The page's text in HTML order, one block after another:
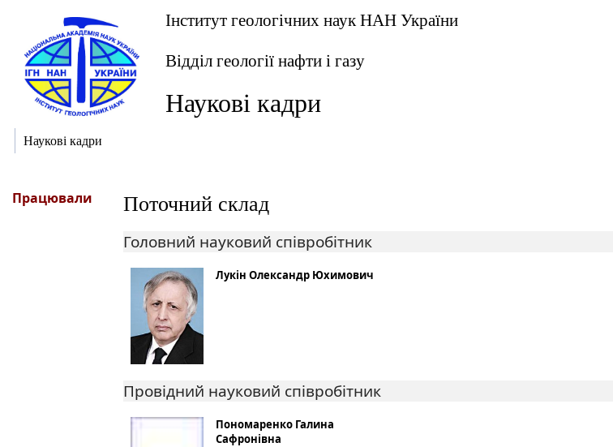
Інститут геологічних наук НАН України
Відділ геології нафти і газу
Наукові кадри
Наукові кадри
Працювали Поточний склад
Головний науковий співробітник
Лукін Олександр Юхимович
Провідний науковий співробітник
Пономаренко Галина
Сафронівна